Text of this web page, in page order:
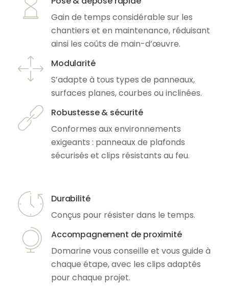
Gain de temps considérable sur les
chantiers et en maintenance, réduisant
ainsi les coûts de main-d’œuvre.
Modularité
S’adapte à tous types de panneaux,
surfaces planes, courbes ou inclinées.
Robustesse & sécurité
Conformes aux environnements
exigeants : panneaux de plafonds
sécurisés et clips résistants au feu.
Durabilité
Conçus pour résister dans le temps.
Accompagnement de proximité
Domarine vous conseille et vous guide à
chaque étape, avec les clips adaptés
pour chaque projet.